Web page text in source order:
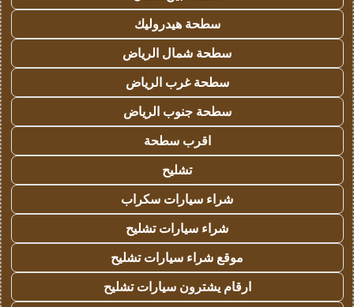
سطحة هيدروليك
سطحة شمال الرياض
سطحة غرب الرياض
سطحة جنوب الرياض
اقرب سطحة
تشليح
شراء سيارات سكراب
شراء سيارات تشليح
موقع شراء سيارات تشليح
ارقام يشترون سيارات تشليح